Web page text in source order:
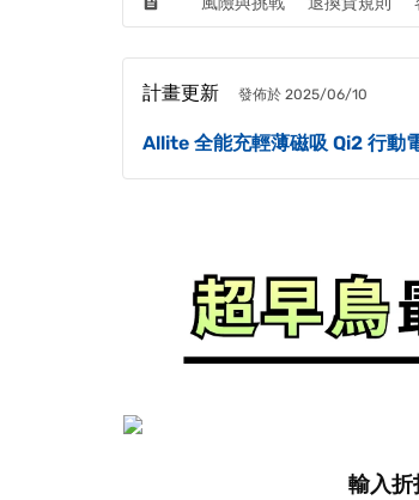
feed
計畫更新 發佈於 2025/06/10
Allite 全能充輕薄磁吸 Qi2 行動
輸入折